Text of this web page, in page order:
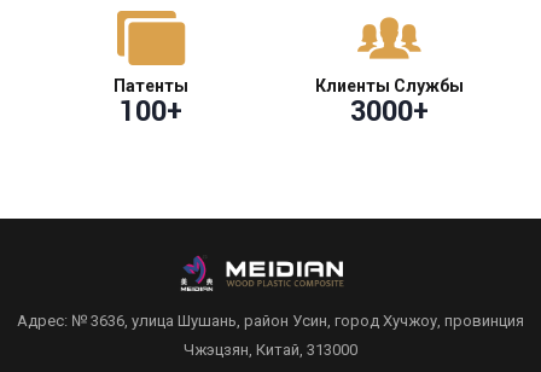
Патенты
100+
Клиенты Службы
3000+
Адрес: № 3636, улица Шушань, район Усин, город Хучжоу, провинция
Чжэцзян, Китай, 313000